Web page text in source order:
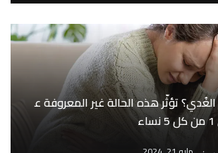
تؤثّر هذه الحالة غير المعروفة ع
.